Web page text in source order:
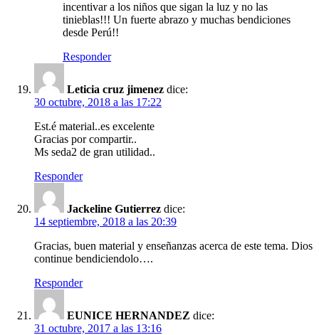
incentivar a los niños que sigan la luz y no las
tinieblas!!! Un fuerte abrazo y muchas bendiciones
desde Perú!!
Responder
Leticia cruz jimenez dice:
30 octubre, 2018 a las 17:22
Est.é material..es excelente
Gracias por compartir..
Ms seda2 de gran utilidad..
Responder
Jackeline Gutierrez dice:
14 septiembre, 2018 a las 20:39
Gracias, buen material y enseñanzas acerca de este tema. Dios
continue bendiciendolo….
Responder
EUNICE HERNANDEZ dice:
31 octubre, 2017 a las 13:16